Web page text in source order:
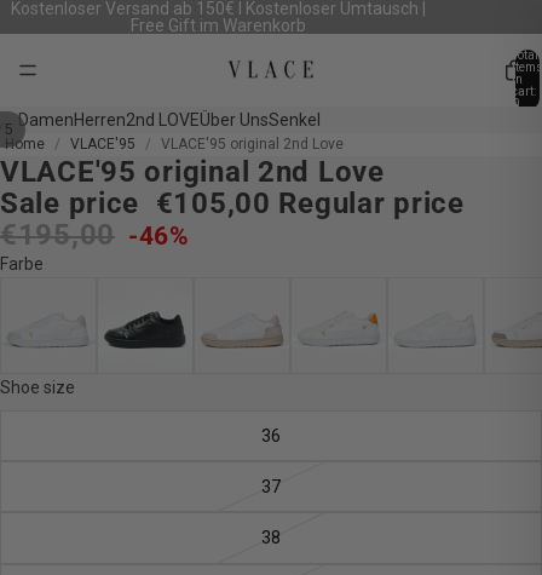
Kostenloser Versand ab 150€ I Kostenloser Umtausch |
Free Gift im Warenkorb
Total
items
in
cart:
0
DamenHerren2nd LOVEÜber UnsSenkel
Home VLACE'95 VLACE'95 original 2nd Love
5
Open
image
in
full
screen
Open
image
in
full
screen
Open
image
in
full
screen
Open
image
in
full
screen
Open
image
in
full
screen
VLACE'95 original 2nd Love
Sale price €105,00 Regular price
€195,00 -46%
Farbe
Shoe size
36
37
38